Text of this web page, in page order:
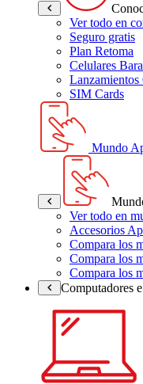
Ver todo en
Seguro gratis
Plan Retoma
Celulares
Lanzamientos
SIM Cards
Mundo
Ver todo en
Accesorios
Compara los
Compara los
Compara los
Computadores